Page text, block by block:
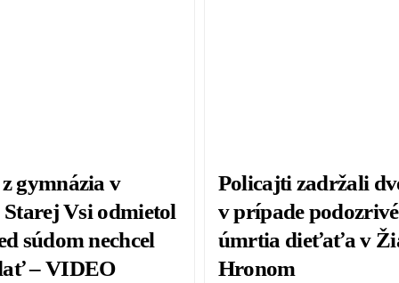
gymnázia v
Starej Vsi odmietol
súdom nechcel
– VIDEO
Policajti zadržali
v prípade
úmrtia dieťaťa v
Hronom